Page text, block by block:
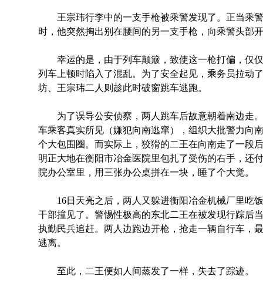
王宗玮行李中的一支手枪被乘警发现了。正当乘警
时，他突然掏出别在腰间的另一支手枪，向乘警头
幸运的是，由于列车颠簸，致使这一枪打偏，仅仅
列车上顿时陷入了混乱。为了安全起见，乘务员拉动
坊、王宗玮二人则趁此时破窗跳车逃跑。
为了误导公安侦察，两人跳车后故意朝着南边走。
车乘客真实所见（嫌犯向南逃窜），组织大批警力向
个大包围圈。而实际上，狡猾的二王在向南走了一段
明正大地在衡阳市冶金医院里包扎了受伤的右手，还
院办公室里，用三张办公桌拼在一块，睡了个大觉。
16日天亮之后，两人又躲进衡阳冶金机械厂里吃
干部撞见了。警惕性极高的东北二王在被发现行踪后
执勤民兵追赶。两人边跑边开枪，抢走一辆自行车，
逃离。
至此，二王便如人间蒸发了一样，失去了踪迹。